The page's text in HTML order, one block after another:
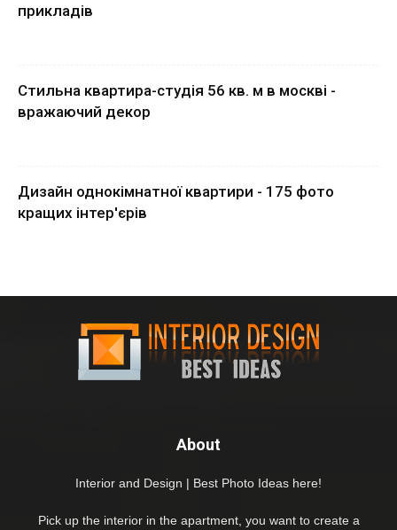
прикладів
Стильна квартира-студія 56 кв. м в москві -
вражаючий декор
Дизайн однокімнатної квартири - 175 фото
кращих інтер'єрів
About
Interior and Design | Best Photo Ideas here!
Pick up the interior in the apartment, you want to create a